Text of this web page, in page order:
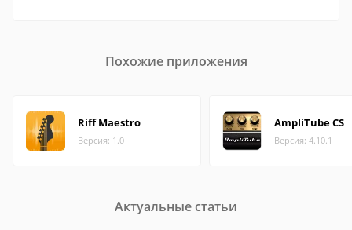
Похожие приложения
Riff Maestro
Версия: 1.0
AmpliTube CS
Версия: 4.10.1
Актуальные статьи